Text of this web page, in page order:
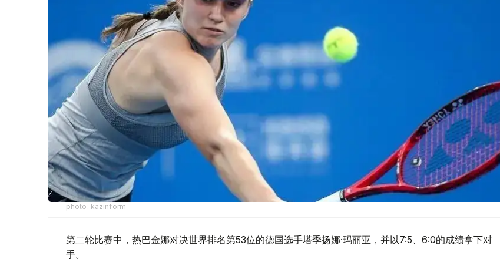
photo: kazinform
第二轮比赛中，热巴金娜对决世界排名第53位的德国选手塔季扬娜·玛丽亚，并以7:5、6:0的成绩拿下对
手。